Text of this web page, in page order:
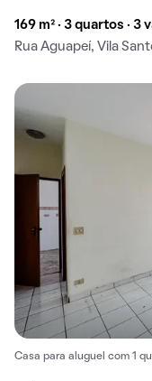
169 m² · 3 quartos · 3
Rua Aguapeí, Vila
Casa para aluguel com 1